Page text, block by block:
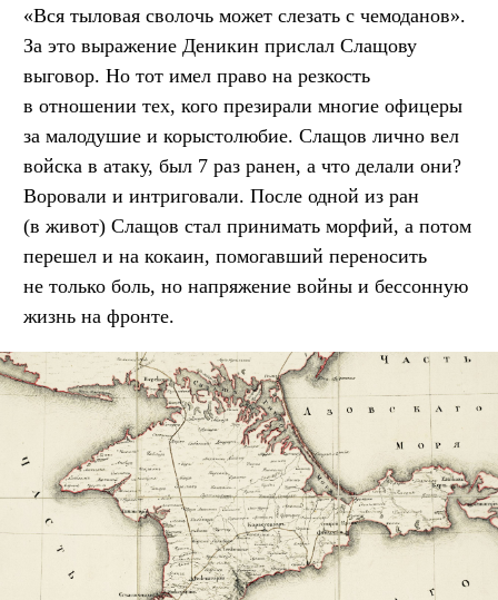
«Вся тыловая сволочь может слезать с чемоданов».
За это выражение Деникин прислал Слащову
выговор. Но тот имел право на резкость
в отношении тех, кого презирали многие офицеры
за малодушие и корыстолюбие. Слащов лично вел
войска в атаку, был 7 раз ранен, а что делали они?
Воровали и интриговали. После одной из ран
(в живот) Слащов стал принимать морфий, а потом
перешел и на кокаин, помогавший переносить
не только боль, но напряжение войны и бессонную
жизнь на фронте.